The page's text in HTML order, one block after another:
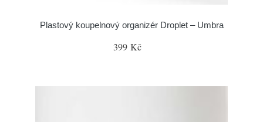
Plastový koupelnový organizér Droplet – Umbra
399 Kč